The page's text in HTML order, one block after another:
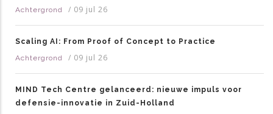
Achtergrond
/ 09 jul 26
Scaling AI: From Proof of Concept to Practice
Achtergrond
/ 09 jul 26
MIND Tech Centre gelanceerd: nieuwe impuls voor
defensie-innovatie in Zuid-Holland